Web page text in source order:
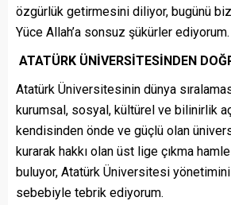
özgürlük getirmesini diliyor, bugünü
Yüce Allah’a sonsuz şükürler ediyorum.
ATATÜRK ÜNİVERSİTESİNDEN
Atatürk Üniversitesinin dünya
kurumsal, sosyal, kültürel ve bilinirlik
kendisinden önde ve güçlü olan
kurarak hakkı olan üst lige çıkma
buluyor, Atatürk Üniversitesi
sebebiyle tebrik ediyorum.